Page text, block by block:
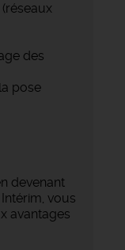
des
pose
devenant
vous
avantages